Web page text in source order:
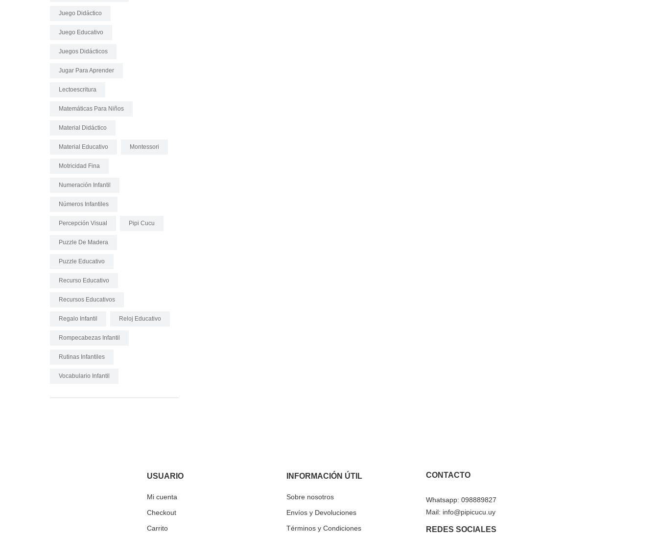
Juego Didáctico
Juego Educativo
Juegos Didácticos
Jugar Para Aprender
Lectoescritura
Matemáticas Para Niños
Material Didáctico
Material Educativo Montessori
Motricidad Fina
Numeración Infantil
Números Infantiles
Percepción Visual Pipi Cucu
Puzzle De Madera
Puzzle Educativo
Recurso Educativo
Recursos Educativos
Regalo Infantil Reloj Educativo
Rompecabezas Infantil
Rutinas Infantiles
Vocabulario Infantil
USUARIO
Mi cuenta
Checkout
Carrito
INFORMACIÓN ÚTIL
Sobre nosotros
Envíos y Devoluciones
Términos y Condiciones
CONTACTO
Whatsapp: 098889827
Mail: info@pipicucu.uy
REDES SOCIALES